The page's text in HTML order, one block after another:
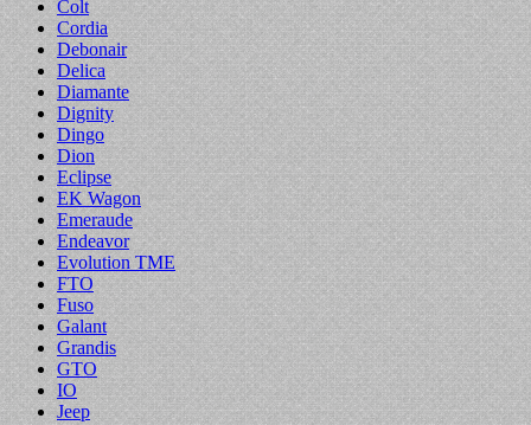
Colt
Cordia
Debonair
Delica
Diamante
Dignity
Dingo
Dion
Eclipse
EK Wagon
Emeraude
Endeavor
Evolution TME
FTO
Fuso
Galant
Grandis
GTO
IO
Jeep